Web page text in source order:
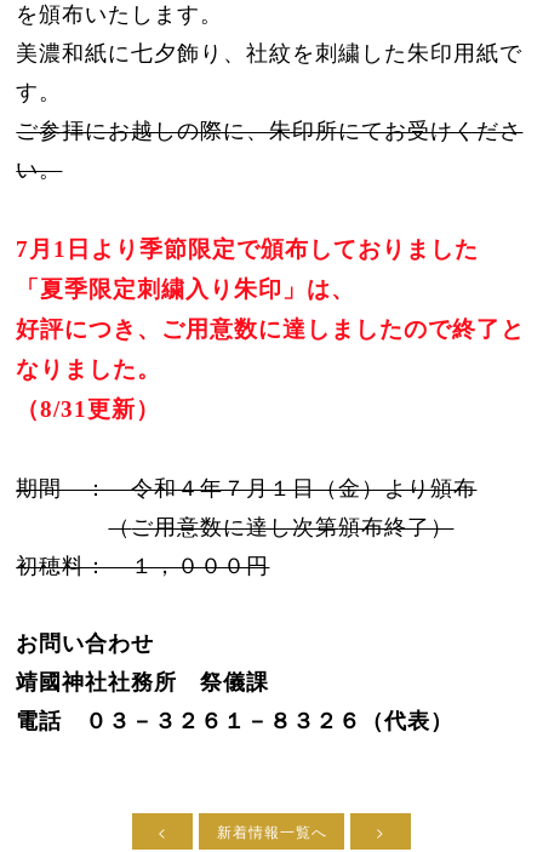
を頒布いたし ます。
美濃和紙に七夕飾り、社紋を刺繍した朱印用紙で
す。
ご参拝にお越しの際に、朱印所にてお受けくださ
い。
7月1日より季節限定で頒布しておりました
「夏季限定刺繍入り朱印 」は、
好評につき、ご用意数に達しましたので終了と
なりました。
（8/31更新）
期間 ： 令和４年７月１日（金）より頒布
（ご用意数に達し次第頒布終了）
初穂料： １，０００円
お問い合わせ
靖國神社社務所 祭儀課
電話 ０３－３２６１－８３２６（代表）
< 新着情報一覧へ >